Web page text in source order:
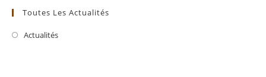
Toutes Les Actualités
Actualités